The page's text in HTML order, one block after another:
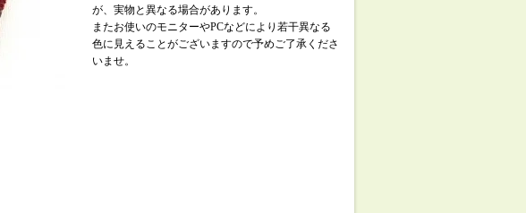
が、実物と異なる場合があります。
またお使いのモニターやPCなどにより若干異なる
色に見えることがございますので予めご了承くださ
いませ。